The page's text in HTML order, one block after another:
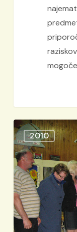
Komedija
“Recept
za
hujšanje”
2010